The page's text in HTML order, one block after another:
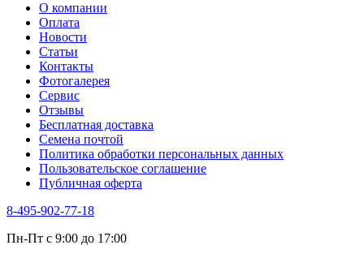
Тмин
Трава для чая
Туласи
Укроп
Фенхель пряный
Хризантема овощная
Цикорий пряный
Цикорий салатный (Витлуф)
Черемша
Шпинат
Щавель
Эндивий
Эстрагон
Алтей
Анис
Бессмертник
О компании
Оплата
Новости
Статьи
Контакты
Фотогалерея​
Сервис
Отзывы
Бесплатная доставка
Семена почтой
Политика обработки персональных данных
Пользовательское соглашение
Публичная оферта
8-495-902-77-18
Пн-Пт с 9:00 до 17:00